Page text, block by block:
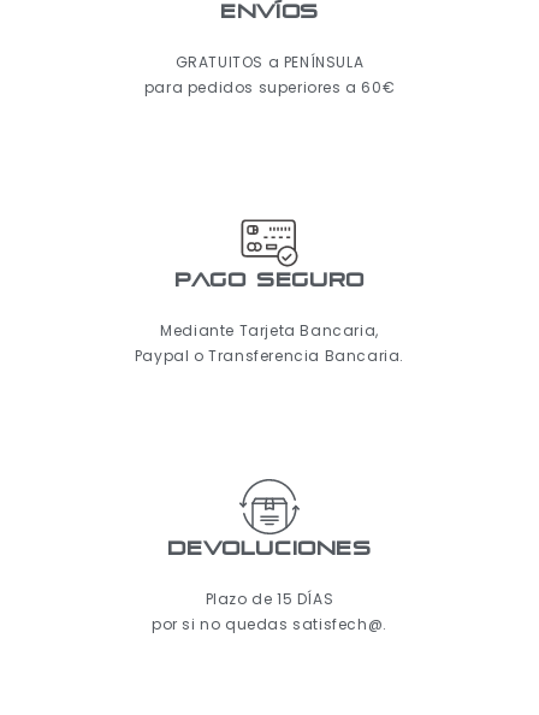
ENVÍOS
GRATUITOS a PENÍNSULA
para pedidos superiores a 60€
pago seguro
Mediante Tarjeta Bancaria,
Paypal o Transferencia Bancaria.
Devoluciones
Plazo de 15 DÍAS
por si no quedas satisfech@.